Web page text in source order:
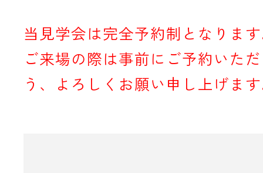
当見学会は完全予約制となりま
ご来場の際は事前にご予約いた
う、よろしくお願い申し上げま